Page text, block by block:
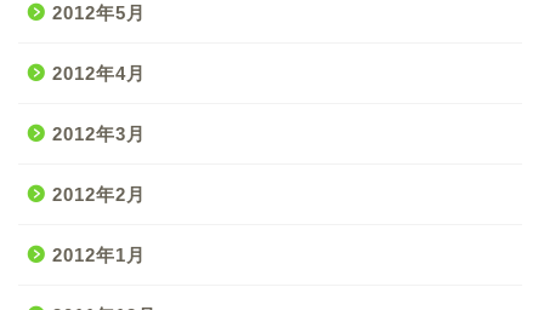
2012年5月
2012年4月
2012年3月
2012年2月
2012年1月